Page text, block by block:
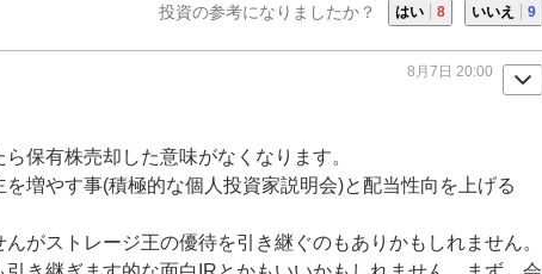
投資の参考になりましたか？ はい 8 いいえ 9
8月7日 20:00
保有株売却した意味がなくなります。
増やす事(積極的な個人投資家説明会)と配当性向を上げる
んがストレージ王の優待を引き継ぐのもありかもしれません。